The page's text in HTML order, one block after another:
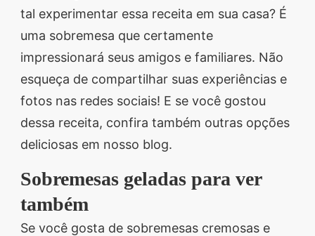
tal experimentar essa receita em sua casa? É
uma sobremesa que certamente
impressionará seus amigos e familiares. Não
esqueça de compartilhar suas experiências e
fotos nas redes sociais! E se você gostou
dessa receita, confira também outras opções
deliciosas em nosso blog.
Sobremesas geladas para ver
também
Se você gosta de sobremesas cremosas e